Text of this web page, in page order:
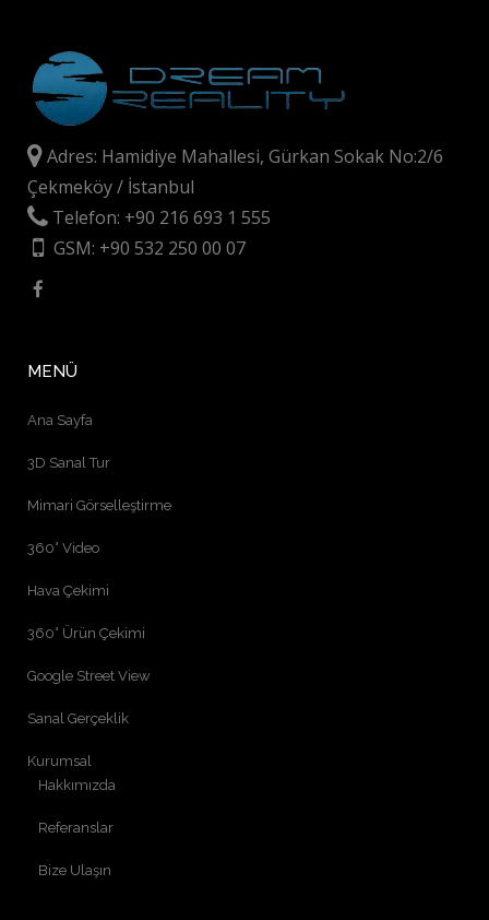
Adres: Hamidiye Mahallesi, Gürkan Sokak No:2/6
Çekmeköy / İstanbul
Telefon: +90 216 693 1 555
GSM: +90 532 250 00 07
MENÜ
Ana Sayfa
3D Sanal Tur
Mimari Görselleştirme
360° Video
Hava Çekimi
360° Ürün Çekimi
Google Street View
Sanal Gerçeklik
Kurumsal
Hakkımızda
Referanslar
Bize Ulaşın